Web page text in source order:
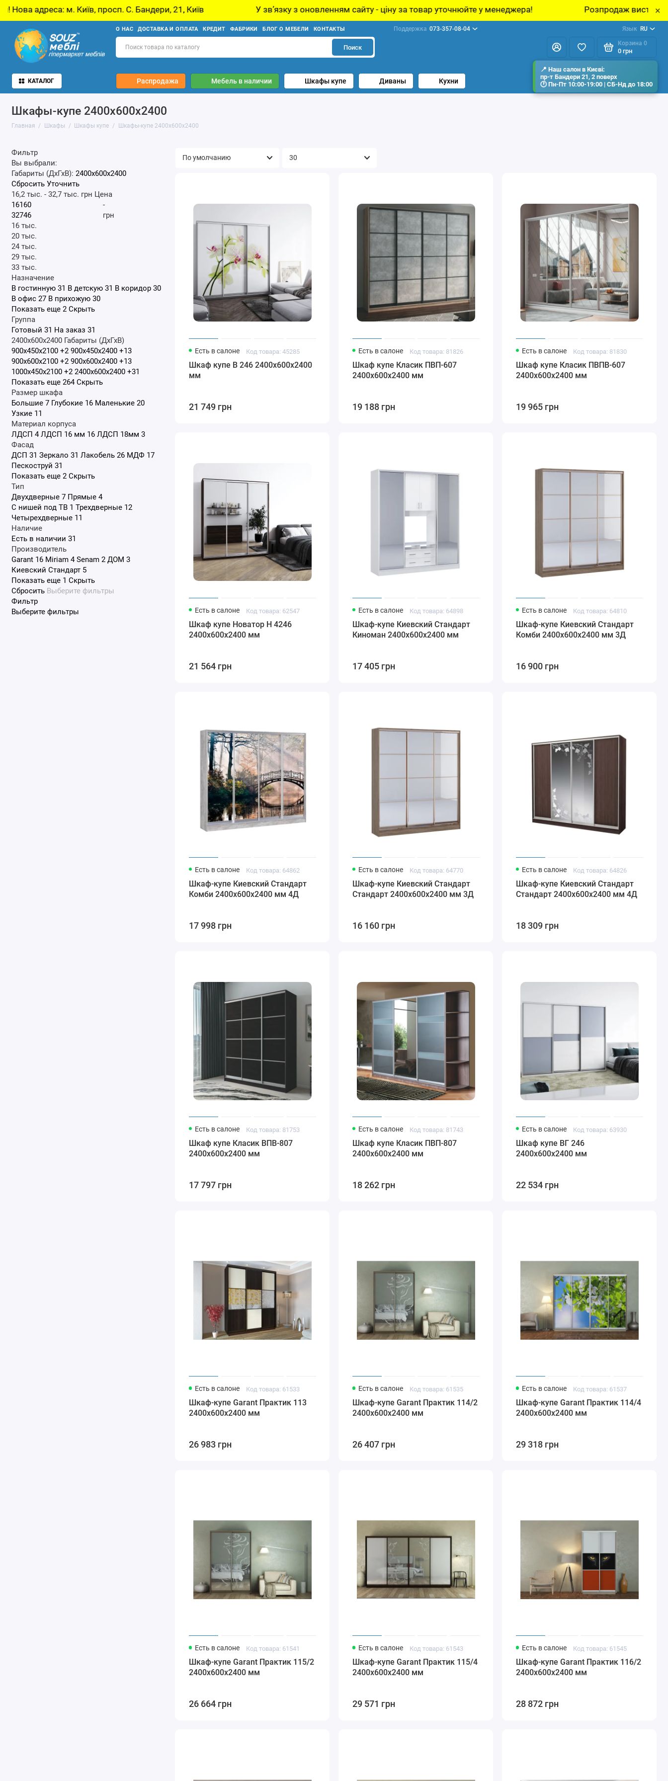
просп. С. Бандери, 21, Київ У звʼязку з оновленням сайту - ціну за товар уточнюйте у менеджера! Розпродаж виставкових зразків ×
О НАС ДОСТАВКА И ОПЛАТА КРЕДИТ ФАБРИКИ БЛОГ О МЕБЕЛИ КОНТАКТЫ Поддержка 073-357-08-04 Язык RU
Поиск
Корзина 0
0 грн
КАТАЛОГ Распродажа Мебель в наличии Шкафы купе Диваны Кухни
Шкафы-купе 2400x600x2400
Главная Шкафы Шкафы купе Шкафы-купе 2400x600x2400
Фильтр
Вы выбрали:
Габариты (ДхГхВ): 2400x600x2400
Сбросить Уточнить
16,2 тыс. - 32,7 тыс. грн Цена
-
грн
16 тыс.
20 тыс.
24 тыс.
29 тыс.
33 тыс.
Назначение
В гостинную 31 В детскую 31 В коридор 30
В офис 27 В прихожую 30
Показать еще 2 Скрыть
Группа
Готовый 31 На заказ 31
2400x600x2400 Габариты (ДхГхВ)
900x450x2100 +2 900x450x2400 +13
900x600x2100 +2 900x600x2400 +13
1000x450x2100 +2 2400x600x2400 +31
Показать еще 264Скрыть
Размер шкафа
Большие 7 Глубокие 16 Маленькие 20
Узкие 11
Материал корпуса
ЛДСП 4 ЛДСП 16 мм 16 ЛДСП 18мм 3
Фасад
ДСП 31 Зеркало 31 Лакобель 26 МДФ 17
Пескоструй 31
Показать еще 2 Скрыть
Тип
Двухдверные 7 Прямые 4
С нишей под ТВ 1 Трехдверные 12
Четырехдверные 11
Наличие
Есть в наличии 31
Производитель
Garant 16 Miriam 4 Senam 2 ДОМ 3
Киевский Стандарт 5
Показать еще 1 Скрыть
Сбросить Выберите фильтры
Фильтр
Выберите фильтры
Есть в салоне Код товара: 45285
Шкаф купе В 246 2400х600х2400
мм
21 749 грн
Есть в салоне Код товара: 81826
Шкаф купе Класик ПВП-607
2400х600х2400 мм
19 188 грн
Есть в салоне Код товара: 81830
Шкаф купе Класик ПВПВ-607
2400х600х2400 мм
19 965 грн
Есть в салоне Код товара: 62547
Шкаф купе Новатор Н 4246
2400x600x2400 мм
21 564 грн
Есть в салоне Код товара: 64898
Шкаф-купе Киевский Стандарт
Киноман 2400х600х2400 мм
17 405 грн
Есть в салоне Код товара: 64810
Шкаф-купе Киевский Стандарт
Комби 2400х600х2400 мм 3Д
16 900 грн
Есть в салоне Код товара: 64862
Шкаф-купе Киевский Стандарт
Комби 2400х600х2400 мм 4Д
17 998 грн
Есть в салоне Код товара: 64770
Шкаф-купе Киевский Стандарт
Стандарт 2400х600х2400 мм 3Д
16 160 грн
Есть в салоне Код товара: 64826
Шкаф-купе Киевский Стандарт
Стандарт 2400х600х2400 мм 4Д
18 309 грн
Есть в салоне Код товара: 81753
Шкаф купе Класик ВПВ-807
2400х600х2400 мм
17 797 грн
Есть в салоне Код товара: 81743
Шкаф купе Класик ПВП-807
2400х600х2400 мм
18 262 грн
Есть в салоне Код товара: 63930
Шкаф купе ВГ 246
2400х600х2400 мм
22 534 грн
Есть в салоне Код товара: 61533
Шкаф-купе Garant Практик 113
2400x600x2400 мм
26 983 грн
Есть в салоне Код товара: 61535
Шкаф-купе Garant Практик 114/2
2400x600x2400 мм
26 407 грн
Есть в салоне Код товара: 61537
Шкаф-купе Garant Практик 114/4
2400x600x2400 мм
29 318 грн
Есть в салоне Код товара: 61541
Шкаф-купе Garant Практик 115/2
2400x600x2400 мм
26 664 грн
Есть в салоне Код товара: 61543
Шкаф-купе Garant Практик 115/4
2400x600x2400 мм
29 571 грн
Есть в салоне Код товара: 61545
Шкаф-купе Garant Практик 116/2
2400x600x2400 мм
28 872 грн